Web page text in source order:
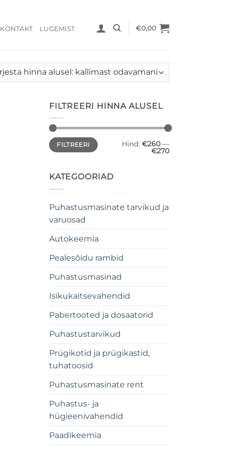
KONTAKT LUGEMIST €0,00
FILTREERI HINNA ALUSEL
Minimaalne
hind
Maksimaalne
hindFILTREERI Hind: €260 —
€270
KATEGOORIAD
Puhastusmasinate tarvikud ja
varuosad
Autokeemia
Pealesõidu rambid
Puhastusmasinad
Isikukaitsevahendid
Pabertooted ja dosaatorid
Puhastustarvikud
Prügikotid ja prügikastid,
tuhatoosid
Puhastusmasinate rent
Puhastus- ja
hügieenivahendid
Paadikeemia